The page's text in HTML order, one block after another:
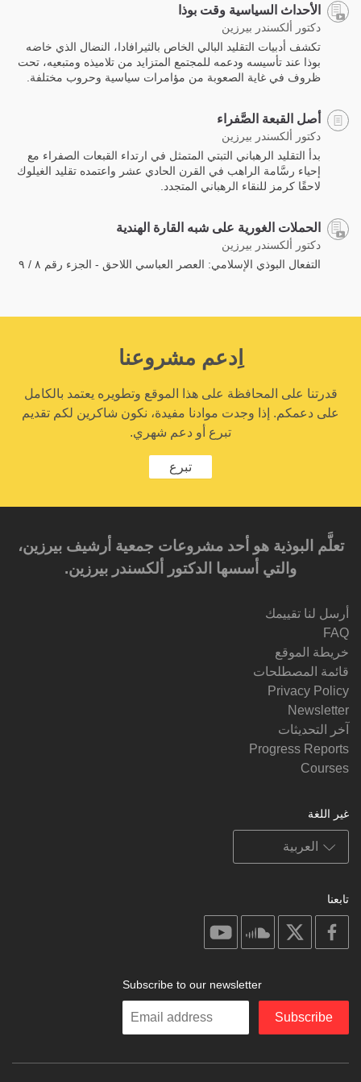
الأحداث السياسية وقت بوذا
دكتور ألكسندر بيرزين
تكشف أدبيات التقليد البالي الخاص بالثيرافادا، النضال الذي خاضه
بوذا عند تأسيسه ودعمه للمجتمع المتزايد من تلاميذه ومتبعيه، تحت
ظروف في غاية الصعوبة من مؤامرات سياسية وحروب مختلفة.
أصل القبعة الصَّفراء
دكتور ألكسندر بيرزين
بدأ التقليد الرهباني التبتي المتمثل في ارتداء القبعات الصفراء مع
إحياء رسَّامة الراهب في القرن الحادي عشر واعتمده تقليد الغيلوك
لاحقًا كرمز للنقاء الرهباني المتجدد.
الحملات الغورية على شبه القارة الهندية
دكتور ألكسندر بيرزين
التفعال البوذي الإسلامي: العصر العباسي اللاحق - الجزء رقم ٨ / ٩
اِدعم مشروعنا
قدرتنا على المحافظة على هذا الموقع وتطويره يعتمد بالكامل
على دعمكم. إذا وجدت موادنا مفيدة، نكون شاكرين لكم تقديم
تبرع أو دعم شهري.
تبرع
تعلَّم البوذية هو أحد مشروعات جمعية أرشيف بيرزين،
والتي أسسها الدكتور ألكسندر بيرزين.‎‎
أرسل لنا تقييمك
FAQ
خريطة الموقع
قائمة المصطلحات
Privacy Policy
Newsletter
آخر التحديثات
Progress Reports
Courses
غير اللغة
تابعنا
facebook
soundcloud
Subscribe to our newsletter
Enter
Subscribe